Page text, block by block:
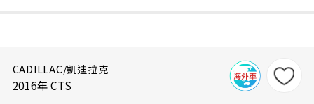
CADILLAC/凱迪拉克
2016年 CTS